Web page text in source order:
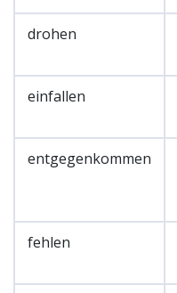
drohen
einfallen
entgegenkommen
fehlen